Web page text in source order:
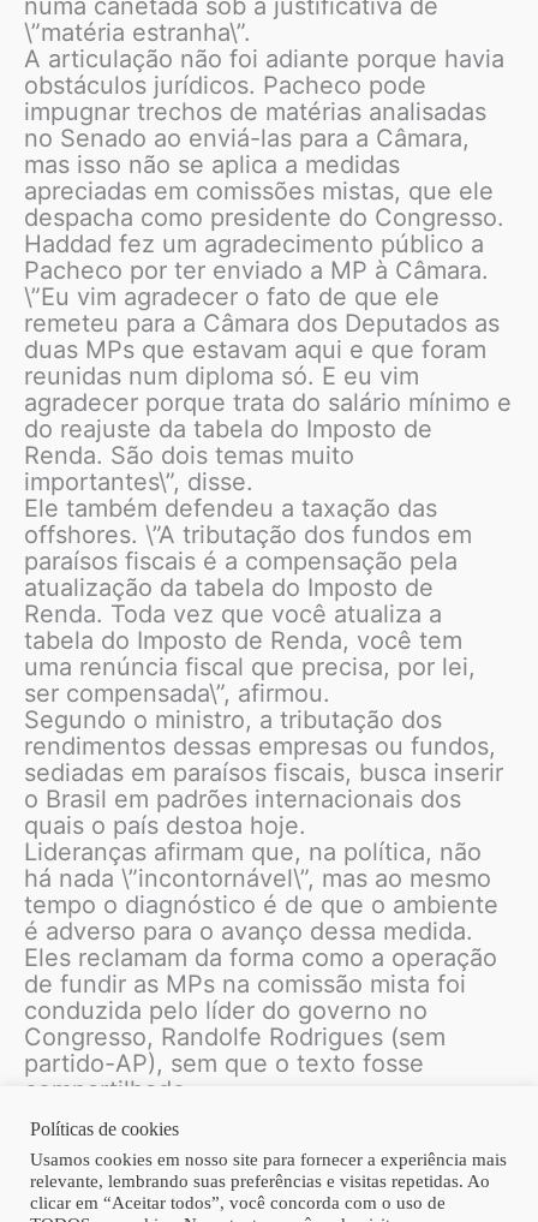
\”matéria estranha\”.
A articulação não foi adiante porque havia
obstáculos jurídicos. Pacheco pode
impugnar trechos de matérias analisadas
no Senado ao enviá-las para a Câmara,
mas isso não se aplica a medidas
apreciadas em comissões mistas, que ele
despacha como presidente do Congresso.
Haddad fez um agradecimento público a
Pacheco por ter enviado a MP à Câmara.
\”Eu vim agradecer o fato de que ele
remeteu para a Câmara dos Deputados as
duas MPs que estavam aqui e que foram
reunidas num diploma só. E eu vim
agradecer porque trata do salário mínimo e
do reajuste da tabela do Imposto de
Renda. São dois temas muito
importantes\”, disse.
Ele também defendeu a taxação das
offshores. \”A tributação dos fundos em
paraísos fiscais é a compensação pela
atualização da tabela do Imposto de
Renda. Toda vez que você atualiza a
tabela do Imposto de Renda, você tem
uma renúncia fiscal que precisa, por lei,
ser compensada\”, afirmou.
Segundo o ministro, a tributação dos
rendimentos dessas empresas ou fundos,
sediadas em paraísos fiscais, busca inserir
o Brasil em padrões internacionais dos
quais o país destoa hoje.
Lideranças afirmam que, na política, não
há nada \”incontornável\”, mas ao mesmo
tempo o diagnóstico é de que o ambiente
é adverso para o avanço dessa medida.
Eles reclamam da forma como a operação
de fundir as MPs na comissão mista foi
conduzida pelo líder do governo no
Congresso, Randolfe Rodrigues (sem
partido-AP), sem que o texto fosse
compartilhado.
Fonte: Folha de São Paulo
Políticas de cookies
Usamos cookies em nosso site para fornecer a experiência mais
relevante, lembrando suas preferências e visitas repetidas. Ao
clicar em “Aceitar todos”, você concorda com o uso de